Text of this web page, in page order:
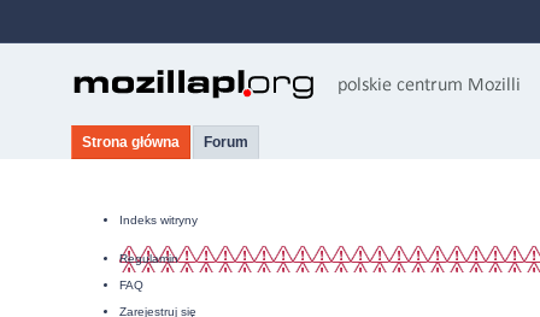
Strona główna Forum
Indeks witryny
Regulamin
FAQ
Zarejestruj się